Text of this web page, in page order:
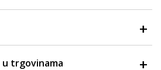
trgovinama